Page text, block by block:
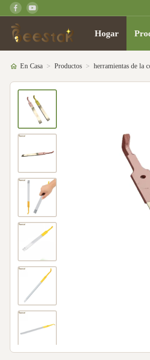
Hogar
En Casa > Productos > herramientas de la